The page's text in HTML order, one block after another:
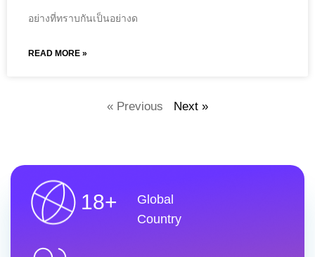
อย่างที่ทราบกันเป็นอย่างด
READ MORE »
« Previous Next »
18+
Global
Country